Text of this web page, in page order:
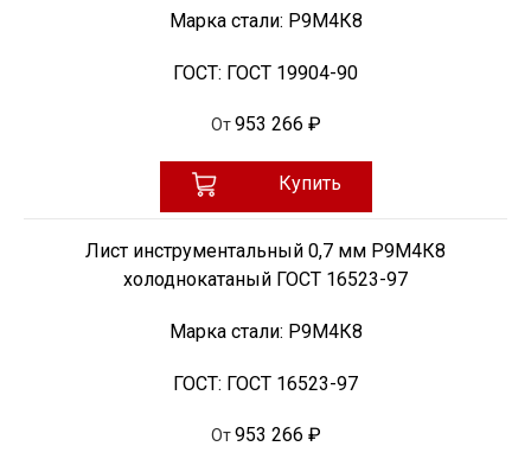
Марка стали: Р9М4К8
ГОСТ: ГОСТ 19904-90
От 953 266 ₽
Купить
Лист инструментальный 0,7 мм Р9М4К8
холоднокатаный ГОСТ 16523-97
Марка стали: Р9М4К8
ГОСТ: ГОСТ 16523-97
От 953 266 ₽